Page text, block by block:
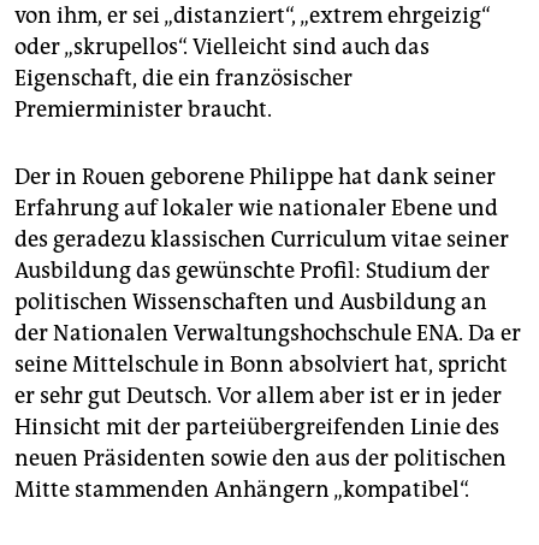
von ihm, er sei „distanziert“, „extrem ehrgeizig“
oder „skrupellos“. Vielleicht sind auch das
Eigenschaft, die ein französischer
Premierminister braucht.
Der in Rouen geborene Phi­lippe hat dank seiner
Erfahrung auf lokaler wie nationaler Ebene und
des geradezu klassischen Curriculum vitae seiner
Ausbildung das gewünschte Profil: Studium der
politischen Wissenschaften und Ausbildung an
der Nationalen Verwaltungshochschule ENA. Da er
seine Mittelschule in Bonn absolviert hat, spricht
er sehr gut Deutsch. Vor allem aber ist er in jeder
Hinsicht mit der parteiübergreifenden Linie des
neuen Präsidenten sowie den aus der politischen
Mitte stammenden Anhängern „kompatibel“.